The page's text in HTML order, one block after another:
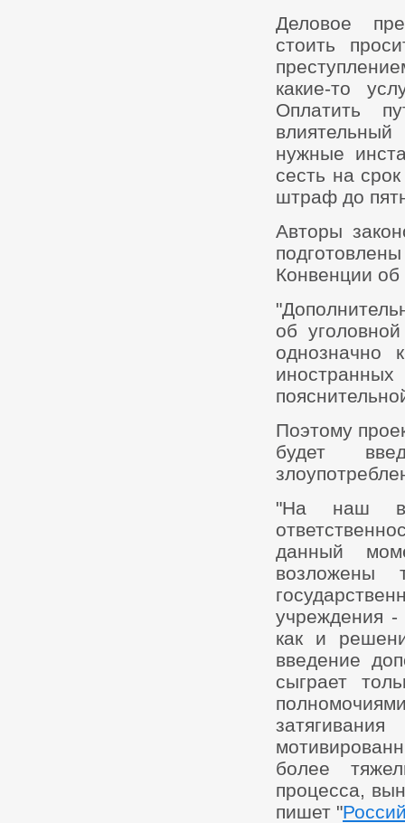
Деловое
стоить
какие-то
Оплатить
влиятельный
нужные
сесть на
штраф до
Авторы
Конвенции
об
однозначно
Поэтому
будет
"На наш
данный
учреждения
как и
введение
сыграет
более
процесса,
пишет "